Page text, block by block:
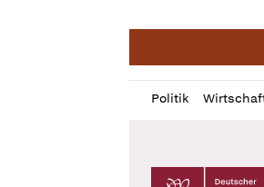
Politik
Profil
öffnen
Daz
Pur
Deutscher